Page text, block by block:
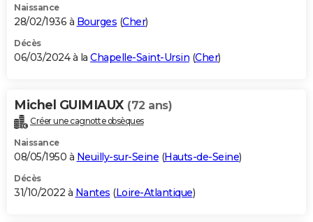
Naissance
28/02/1936 à Bourges (Cher)
Décès
06/03/2024 à la Chapelle-Saint-Ursin (Cher)
Michel GUIMIAUX (72 ans)
Créer une cagnotte obsèques
Naissance
08/05/1950 à Neuilly-sur-Seine (Hauts-de-Seine)
Décès
31/10/2022 à Nantes (Loire-Atlantique)